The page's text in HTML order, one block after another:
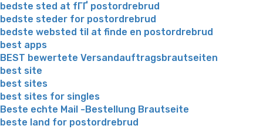
bedste sted at fГҐ postordrebrud
bedste steder for postordrebrud
bedste websted til at finde en postordrebrud
best apps
BEST bewertete Versandauftragsbrautseiten
best site
best sites
best sites for singles
Beste echte Mail -Bestellung Brautseite
beste land for postordrebrud